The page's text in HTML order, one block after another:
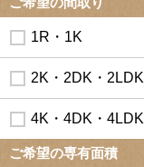
1R・1K
2K・2DK・2LDK
4K・4DK・4LDK
ご希望の専有面積